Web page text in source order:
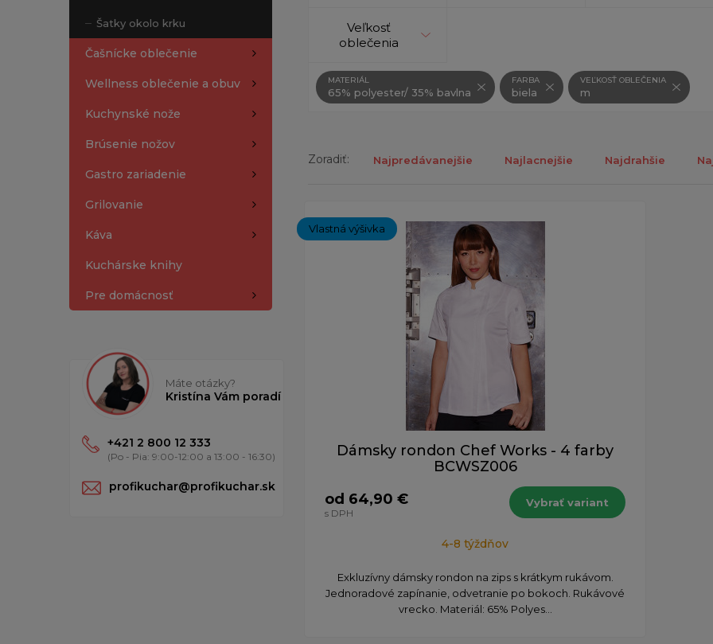
Šatky okolo krku
Čašnícke oblečenie
Wellness oblečenie a obuv
Kuchynské nože
Brúsenie nožov
Gastro zariadenie
Grilovanie
Káva
Kuchárske knihy
Pre domácnosť
Máte otázky?
Kristína Vám poradí
+421 2 800 12 333
(Po - Pia: 9:00-12:00 a 13:00 - 16:30)
profikuchar@profikuchar.sk
Veľkosť
oblečenia
MATERIÁL
65% polyester/ 35% bavlna
FARBA
biela
VEĽKOSŤ OBLEČENIA
m
Zoradiť: Najpredávanejšie Najlacnejšie Najdrahšie
Vlastná výšivka
Dámsky rondon Chef Works - 4 farby
BCWSZ006
od 64,90 €
s DPH
Vybrať variant
4-8 týždňov
Exkluzívny dámsky rondon na zips s krátkym rukávom.
Jednoradové zapínanie, odvetranie po bokoch. Rukávové
vrecko. Materiál: 65% Polyes...